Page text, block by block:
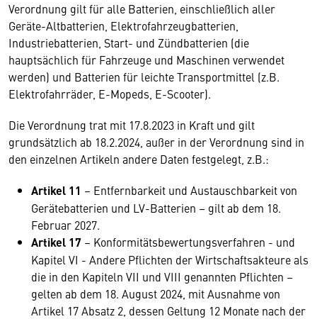
Verordnung gilt für alle Batterien, einschließlich aller
Geräte-Altbatterien, Elektrofahrzeugbatterien,
Industriebatterien, Start- und Zündbatterien (die
hauptsächlich für Fahrzeuge und Maschinen verwendet
werden) und Batterien für leichte Transportmittel (z.B.
Elektrofahrräder, E-Mopeds, E-Scooter).
Die Verordnung trat mit 17.8.2023 in Kraft und gilt
grundsätzlich ab 18.2.2024, außer in der Verordnung sind in
den einzelnen Artikeln andere Daten festgelegt, z.B.:
Artikel 11 – Entfernbarkeit und Austauschbarkeit von
Gerätebatterien und LV-Batterien – gilt ab dem 18.
Februar 2027.
Artikel 17 – Konformitätsbewertungsverfahren - und
Kapitel VI - Andere Pflichten der Wirtschaftsakteure als
die in den Kapiteln VII und VIII genannten Pflichten –
gelten ab dem 18. August 2024, mit Ausnahme von
Artikel 17 Absatz 2, dessen Geltung 12 Monate nach der